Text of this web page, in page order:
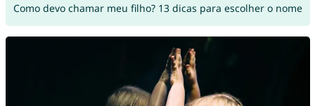
Como devo chamar meu filho? 13 dicas para escolher o nome